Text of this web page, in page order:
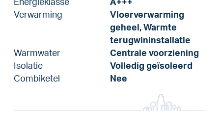
Energieklasse
A+++
Verwarming
Vloerverwarming
geheel, Warmte
terugwininstallatie
Warmwater
Centrale voorziening
Isolatie
Volledig geïsoleerd
Combiketel
Nee